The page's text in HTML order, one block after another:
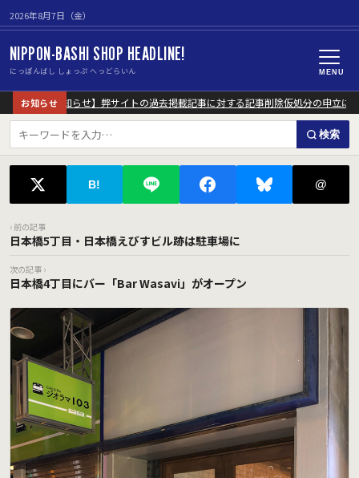
2026年8月7日（金）
NIPPON-BASHI SHOP HEADLINE!
にっぽんばし しょっぷ へっどらいん MENU
お知らせ
【重要なお知らせ】弊サイトの過去掲載記事に対する記事削除仮処分の申立につ
検索
B! @
‹ 前の記事
日本橋5丁目・日本橋えびすビル跡は駐車場に
次の記事 ›
日本橋4丁目にバー「Bar Wasavi」がオープン